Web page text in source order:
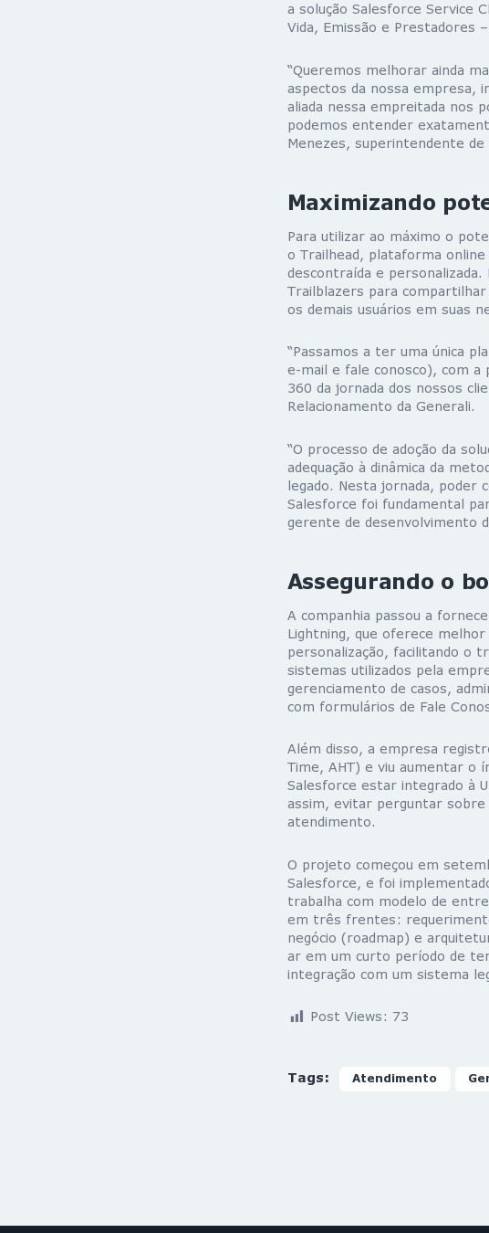
a solução Salesforce Service
Vida, Emissão e Prestadores
“Queremos melhorar ainda
aspectos da nossa empresa,
aliada nessa empreitada nos
podemos entender
Menezes, superintendente de
Maximizando
Para utilizar ao máximo o
o Trailhead, plataforma
descontraída e
Trailblazers para
os demais usuários em suas
“Passamos a ter uma única
e-mail e fale conosco), com a
360 da jornada dos nossos
Relacionamento da Generali.
“O processo de adoção da
adequação à dinâmica da
legado. Nesta jornada, poder
Salesforce foi fundamental
gerente de desenvolvimento
Assegurando o
A companhia passou a
Lightning, que oferece melhor
personalização, facilitando o
sistemas utilizados pela
gerenciamento de casos,
com formulários de Fale
Além disso, a empresa
Time, AHT) e viu aumentar o
Salesforce estar integrado à
assim, evitar perguntar sobre
atendimento.
O projeto começou em
Salesforce, e foi
trabalha com modelo de
em três frentes:
negócio (roadmap) e
ar em um curto período de
integração com um sistema
Post Views: 73
Tags: Atendimento